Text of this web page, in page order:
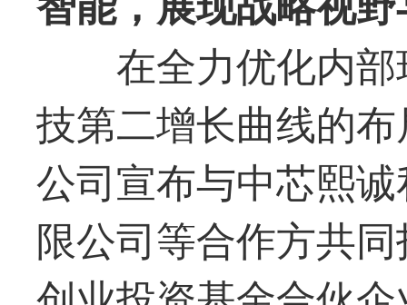
在全力优化内
技第二增长曲线的
公司宣布与中芯熙
限公司等合作方共